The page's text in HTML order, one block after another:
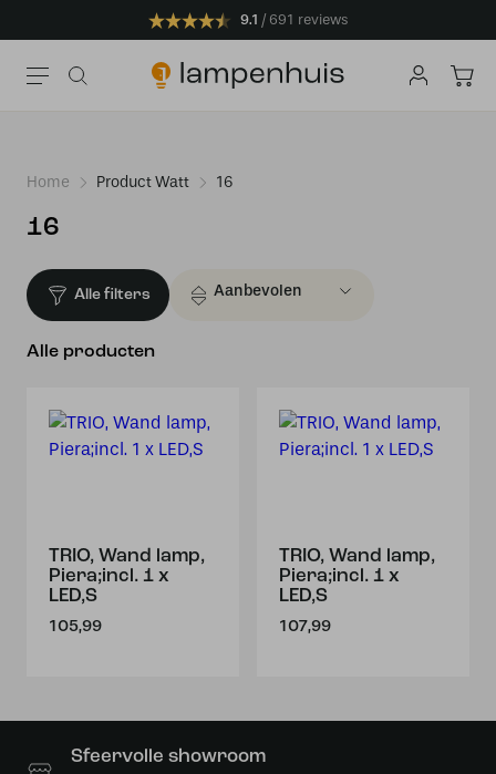
9.1 691 reviews
Home Product Watt 16
16
Alle filters
Alle producten
TRIO, Wand lamp,
Piera;incl. 1 x
LED,S
105,99
TRIO, Wand lamp,
Piera;incl. 1 x
LED,S
107,99
Sfeervolle showroom